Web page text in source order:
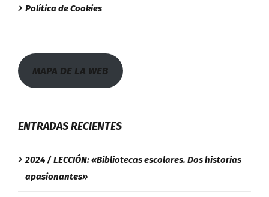
Política de Cookies
MAPA DE LA WEB
ENTRADAS RECIENTES
2024 / LECCIÓN: «Bibliotecas escolares. Dos historias
apasionantes»